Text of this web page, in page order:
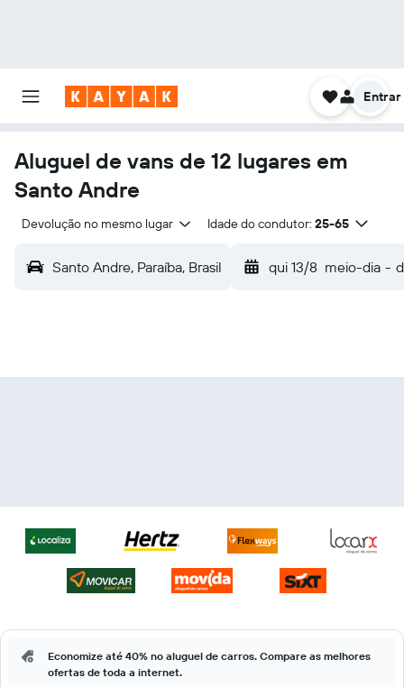
Entrar
Aluguel de vans de 12 lugares em
Santo Andre
Devolução no mesmo lugar Idade do condutor: 25-65
Santo Andre, Paraíba, Brasil qui 13/8 meio-dia -
Economize até 40% no aluguel de carros. Compare as melhores
ofertas de toda a internet.